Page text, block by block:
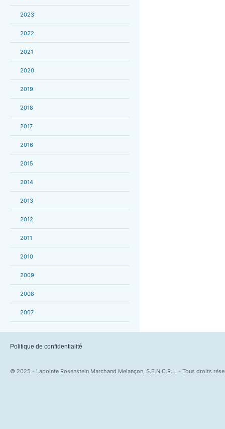
2023
2022
2021
2020
2019
2018
2017
2016
2015
2014
2013
2012
2011
2010
2009
2008
2007
Politique de confidentialité
© 2025 - Lapointe Rosenstein Marchand Melançon, S.E.N.C.R.L. - Tous droits